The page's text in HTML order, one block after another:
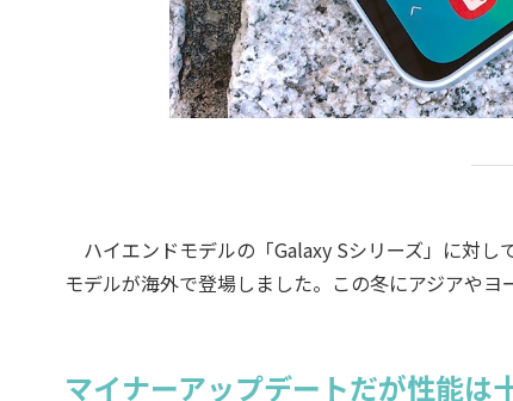
ハイエンドモデルの「Galaxy Sシリーズ」に対し
モデルが海外で登場しました。この冬にアジアやヨ
マイナーアップデートだが性能は